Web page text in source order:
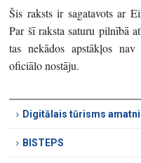
Šis raksts ir sagatavots ar
Par šī raksta saturu pilnībā
tas nekādos apstākļos
oficiālo nostāju.
Digitālais tūrisms
BISTEPS